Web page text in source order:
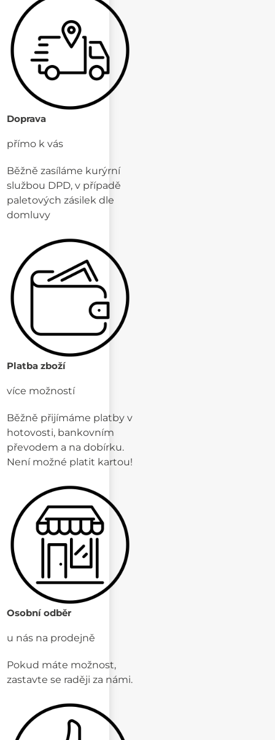
Doprava
přímo k vás
Běžně zasíláme kurýrní
službou DPD, v případě
paletových zásilek dle
domluvy
Platba zboží
více možností
Běžně přijímáme platby v
hotovosti, bankovním
převodem a na dobírku.
Není možné platit kartou!
Osobní odběr
u nás na prodejně
Pokud máte možnost,
zastavte se raději za námi.